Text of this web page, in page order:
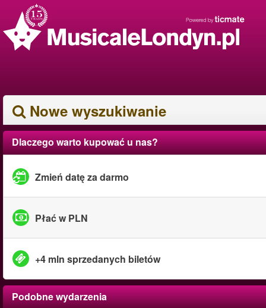
Nowe wyszukiwanie
Dlaczego warto kupować u nas?
Zmień datę za darmo
Płać w PLN
+4 mln sprzedanych biletów
Podobne wydarzenia